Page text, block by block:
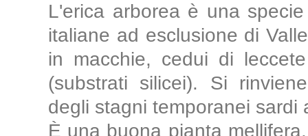
L'erica arborea è una
italiane ad esclusione di
in macchie, cedui di
(substrati silicei). Si
degli stagni temporanei
È una buona pianta